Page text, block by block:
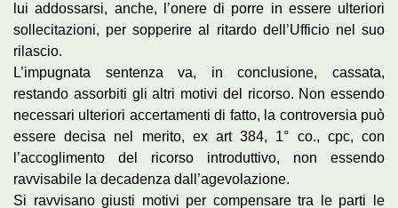
lui addossarsi, anche, l’onere di porre in essere ulteriori
sollecitazioni, per sopperire al ritardo dell’Ufficio nel suo
rilascio.
L’impugnata sentenza va, in conclusione, cassata,
restando assorbiti gli altri motivi del ricorso. Non essendo
necessari ulteriori accertamenti di fatto, la controversia può
essere decisa nel merito, ex art 384, 1° co., cpc, con
l’accoglimento del ricorso introduttivo, non essendo
ravvisabile la decadenza dall’agevolazione.
Si ravvisano giusti motivi per compensare tra le parti le